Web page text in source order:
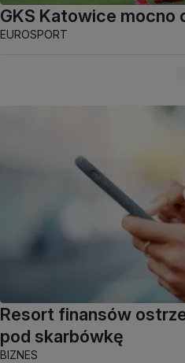
GKS Katowice mocno
EUROSPORT
Resort finansów
pod skarbówkę
BIZNES